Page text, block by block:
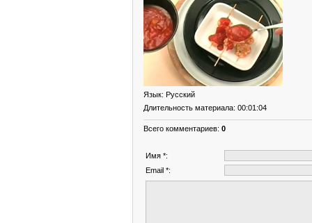
Язык: Русский
Длительность материала: 00:01:04
Всего комментариев: 0
Имя *:
Email *: